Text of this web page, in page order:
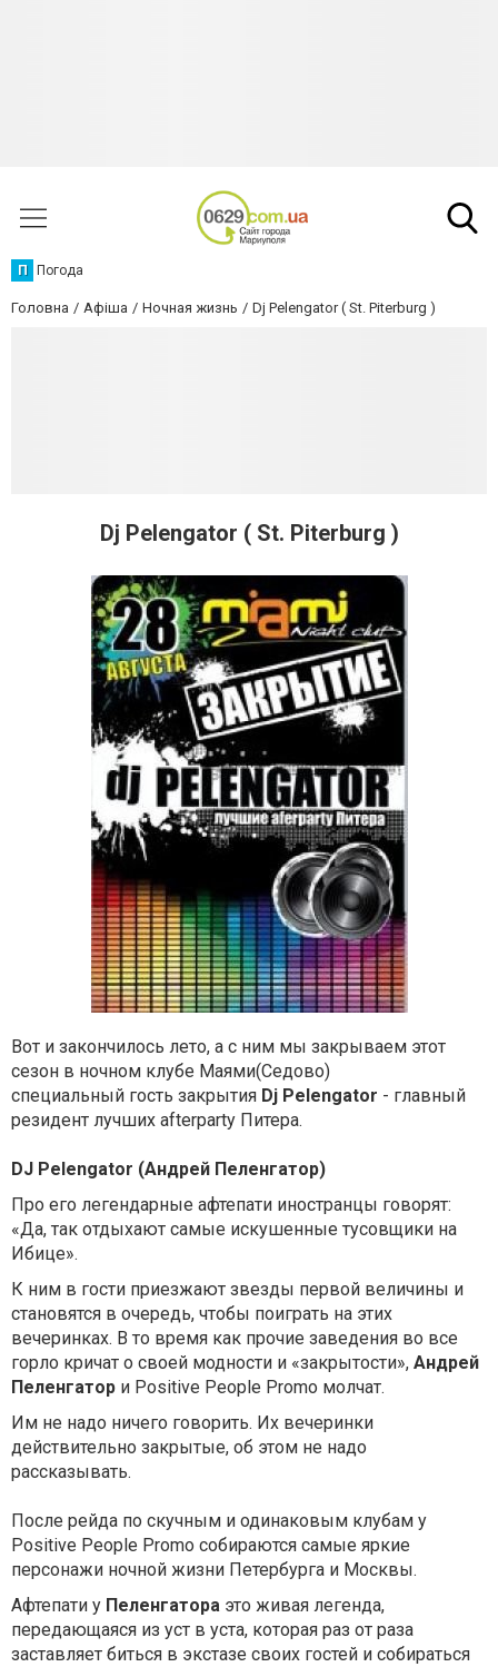
П Погода
Головна Афіша Ночная жизнь Dj Pelengator ( St. Piterburg )
Dj Pelengator ( St. Piterburg )
Вот и закончилось лето, а с ним мы закрываем этот
сезон в ночном клубе Маями(Седово)
специальный гость закрытия Dj Pelengator - главный
резидент лучших afterparty Питера.
DJ Pelengator (Андрей Пеленгатор)
Про его легендарные афтепати иностранцы говорят:
«Да, так отдыхают самые искушенные тусовщики на
Ибице».
К ним в гости приезжают звезды первой величины и
становятся в очередь, чтобы поиграть на этих
вечеринках. В то время как прочие заведения во все
горло кричат о своей модности и «закрытости», Андрей
Пеленгатор и Positive People Promo молчат.
Им не надо ничего говорить. Их вечеринки
действительно закрытые, об этом не надо
рассказывать.
После рейда по скучным и одинаковым клубам у
Positive People Promo собираются самые яркие
персонажи ночной жизни Петербурга и Москвы.
Афтепати у Пеленгатора это живая легенда,
передающаяся из уст в уста, которая раз от раза
заставляет биться в экстазе своих гостей и собираться